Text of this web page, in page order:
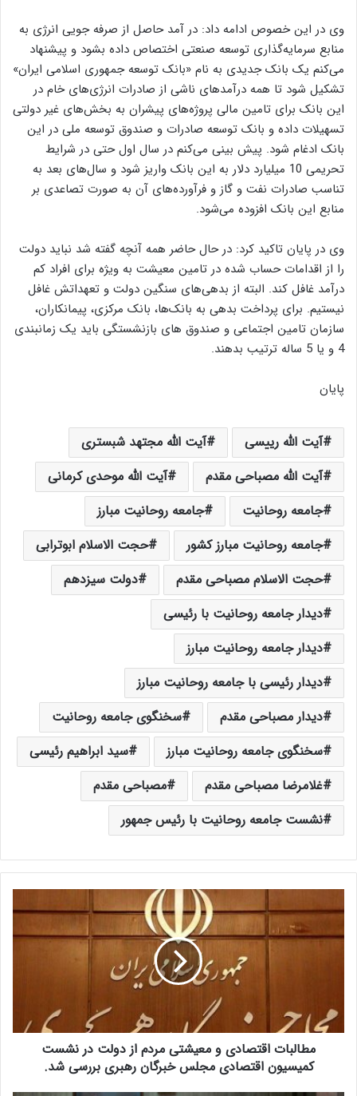
وی در این خصوص ادامه داد: در آمد حاصل از صرفه جویی انرژی‌ به
منابع سرمایه‌گذاری توسعه صنعتی اختصاص داده بشود و پیشنهاد
می‌کنم یک بانک جدیدی به نام «بانک توسعه جمهوری اسلامی ایران»
تشکیل شود تا همه درآمدهای ناشی از صادرات انرژی‌های خام در
این بانک برای تامین مالی پروژه‌های پیشران به بخش‌های غیر دولتی
تسهیلات داده و بانک توسعه صادرات و صندوق توسعه ملی در این
بانک ادغام شود. پیش بینی می‌کنم در سال اول حتی در شرایط
تحریمی 10 میلیارد دلار به این بانک واریز شود و سال‌های بعد به
تناسب صادرات نفت و گاز و فرآورده‌های آن به صورت تصاعدی بر
منابع این بانک افزوده می‌شود.
وی در پایان تاکید کرد: در حال حاضر همه آنچه گفته شد نباید دولت
را از اقدامات حساب شده در تامین معیشت به ویژه برای افراد کم
درآمد غافل کند. البته از بدهی‌های سنگین دولت و تعهداتش غافل
نیستیم. برای پرداخت بدهی به بانک‌ها، بانک مرکزی، پیمانکاران،
سازمان تامین اجتماعی و صندوق های بازنشستگی باید یک زمانبندی
4 و یا 5 ساله ترتیب بدهند.
پایان
آیت الله رییسی
آیت الله مجتهد شبستری
آیت الله مصباحی مقدم
آیت الله موحدی کرمانی
جامعه روحانیت
جامعه روحانیت مبارز
جامعه روحانیت مبارز کشور
حجت الاسلام ابوترابی
حجت الاسلام مصباحی مقدم
دولت سیزدهم
دیدار جامعه روحانیت با رئیسی
دیدار جامعه روحانیت مبارز
دیدار رئیسی با جامعه روحانیت مبارز
دیدار مصباحی مقدم
سخنگوی جامعه روحانیت
سخنگوی جامعه روحانیت مبارز
سید ابراهیم رئیسی
غلامرضا مصباحی مقدم
مصباحی مقدم
نشست جامعه روحانیت با رئیس جمهور
ط
ا
ق
مطالبات اقتصادی و معیشتی مردم از دولت در نشست
کمیسیون اقتصادی مجلس خبرگان رهبری بررسی شد.